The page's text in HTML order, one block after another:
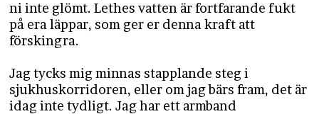
ni inte glömt. Lethes vatten är fortfarande fukt
på era läppar, som ger er denna kraft att
förskingra.
Jag tycks mig minnas stapplande steg i
sjukhuskorridoren, eller om jag bärs fram, det är
idag inte tydligt. Jag har ett armband